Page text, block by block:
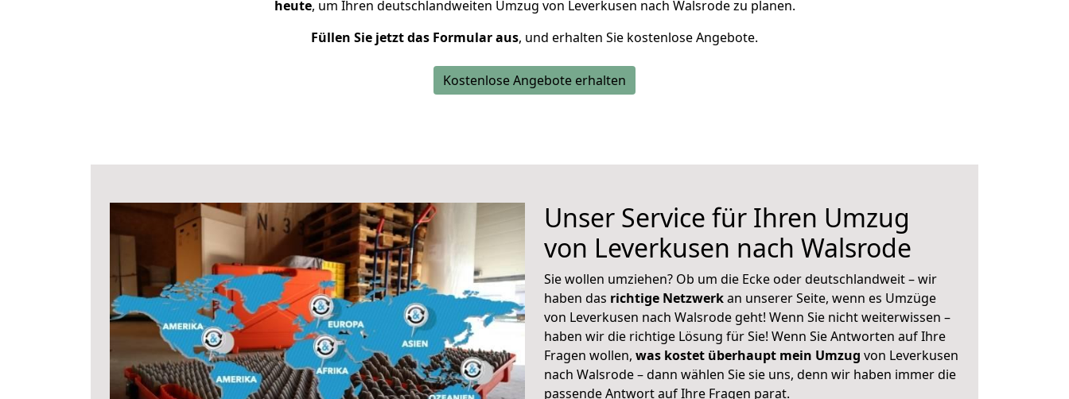
heute, um Ihren deutschlandweiten Umzug von Leverkusen nach Walsrode zu planen.
Füllen Sie jetzt das Formular aus, und erhalten Sie kostenlose Angebote.
Kostenlose Angebote erhalten
Unser Service für Ihren Umzug
von Leverkusen nach Walsrode
Sie wollen umziehen? Ob um die Ecke oder deutschlandweit – wir
haben das richtige Netzwerkan unserer Seite, wenn es Umzüge
von Leverkusen nach Walsrode geht! Wenn Sie nicht weiterwissen –
haben wir die richtige Lösung für Sie! Wenn Sie Antworten auf Ihre
Fragen wollen, was kostet überhaupt mein Umzug von Leverkusen
nach Walsrode – dann wählen Sie sie uns, denn wir haben immer die
passende Antwort auf Ihre Fragen parat.